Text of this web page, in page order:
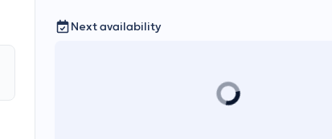
Next availability